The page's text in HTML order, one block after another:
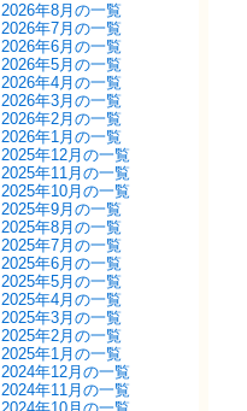
2026年8月の一覧
2026年7月の一覧
2026年6月の一覧
2026年5月の一覧
2026年4月の一覧
2026年3月の一覧
2026年2月の一覧
2026年1月の一覧
2025年12月の一覧
2025年11月の一覧
2025年10月の一覧
2025年9月の一覧
2025年8月の一覧
2025年7月の一覧
2025年6月の一覧
2025年5月の一覧
2025年4月の一覧
2025年3月の一覧
2025年2月の一覧
2025年1月の一覧
2024年12月の一覧
2024年11月の一覧